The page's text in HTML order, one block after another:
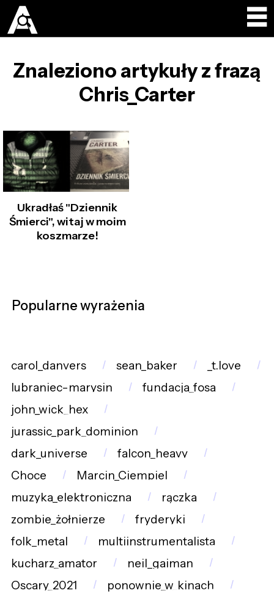
Znaleziono artykuły z frazą
Chris_Carter
Ukradłaś "Dziennik
Śmierci", witaj w moim
koszmarze!
Popularne wyrażenia
carol_danvers sean_baker
_t.love
lubraniec-marysin
fundacja_fosa
john_wick_hex
jurassic_park_dominion
dark_universe
falcon_heavy
Choce
Marcin_Ciempiel
muzyka_elektroniczna
rączka
zombie_żołnierze
fryderyki
folk_metal
multiinstrumentalista
kucharz_amator
neil_gaiman
Oscary_2021
ponownie_w_kinach